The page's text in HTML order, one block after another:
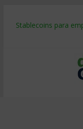
Stablecoins para
Despido silencioso:
IA en selección de
Trabajo forzoso en
Mercado hispano